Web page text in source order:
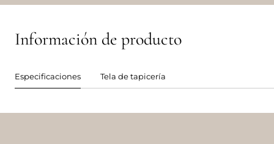
Información de producto
Especificaciones Tela de tapicería